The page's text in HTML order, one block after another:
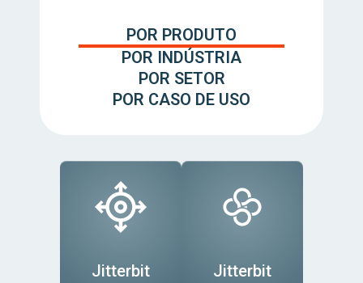
POR PRODUTO
POR INDÚSTRIA
POR SETOR
POR CASO DE USO
Jitterbit
Jitterbit